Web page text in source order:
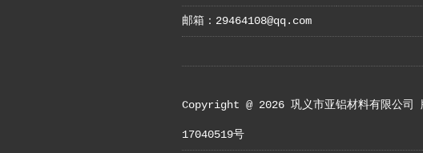
邮箱：29464108@qq.com
Copyright @ 2026 巩义市亚铝材料有
17040519号